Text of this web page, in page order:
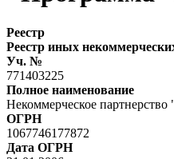
Реестр
Реестр иных
Уч. №
771403225
Полное наименование
Некоммерческое
ОГРН
1067746177872
Дата ОГРН